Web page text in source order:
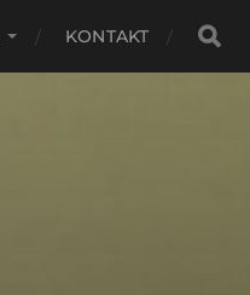
KONTAKT